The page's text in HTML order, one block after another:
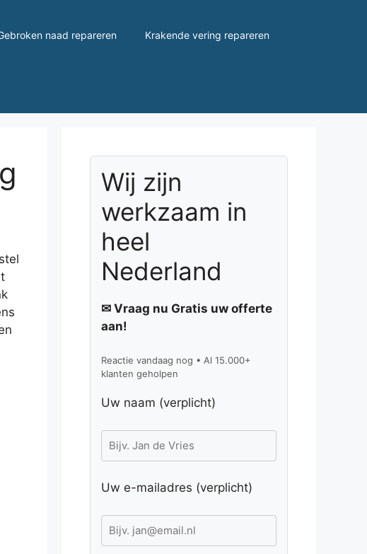
naad repareren Krakende vering repareren
Wij zijn
werkzaam in
heel
Nederland
✉ Vraag nu Gratis uw offerte
aan!
Reactie vandaag nog • Al 15.000+
klanten geholpen
Uw naam (verplicht)
Uw e-mailadres (verplicht)